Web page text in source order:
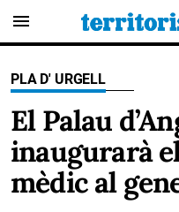
menu
PLA D' URGELL
El Palau
inaugurarà
mèdic al